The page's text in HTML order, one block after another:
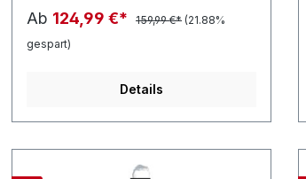
Ab 124,99 €* 159,99 €* (21.88%
gespart)
Details